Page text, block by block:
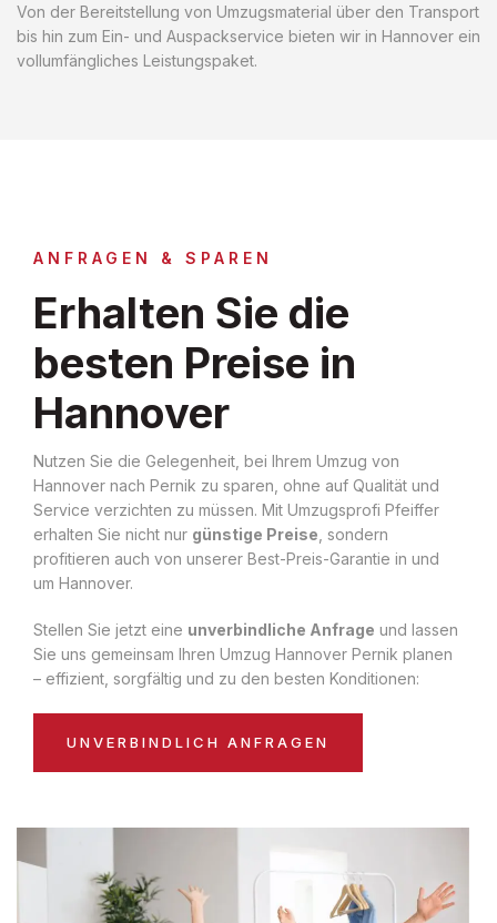
Von der Bereitstellung von Umzugsmaterial über den Transport
bis hin zum Ein- und Auspackservice bieten wir in Hannover ein
vollumfängliches Leistungspaket.
ANFRAGEN & SPAREN
Erhalten Sie die
besten Preise in
Hannover
Nutzen Sie die Gelegenheit, bei Ihrem Umzug von
Hannover nach Pernik zu sparen, ohne auf Qualität und
Service verzichten zu müssen. Mit Umzugsprofi Pfeiffer
erhalten Sie nicht nur günstige Preise , sondern
profitieren auch von unserer Best-Preis-Garantie in und
um Hannover.
Stellen Sie jetzt eine unverbindliche Anfrage und lassen
Sie uns gemeinsam Ihren Umzug Hannover Pernik planen
– effizient, sorgfältig und zu den besten Konditionen:
UNVERBINDLICH ANFRAGEN